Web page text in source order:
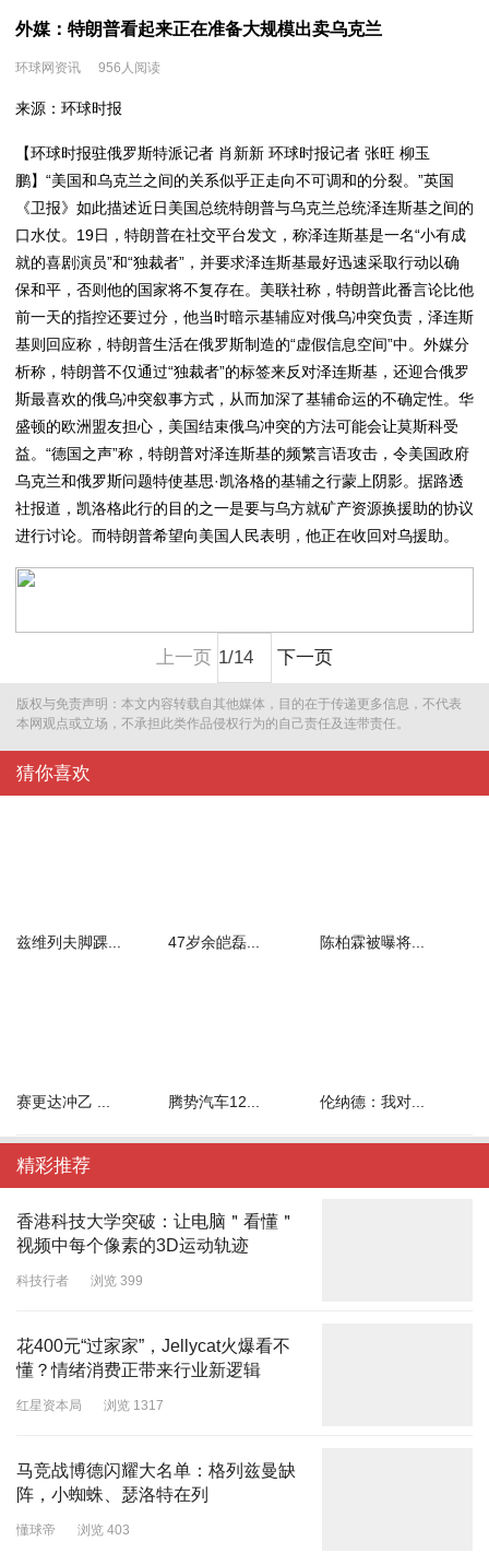
外媒：特朗普看起来正在准备大规模出卖乌克兰
环球网资讯 956人阅读
来源：环球时报
【环球时报驻俄罗斯特派记者 肖新新 环球时报记者 张旺 柳玉
鹏】“美国和乌克兰之间的关系似乎正走向不可调和的分裂。”英国
《卫报》如此描述近日美国总统特朗普与乌克兰总统泽连斯基之间的
口水仗。19日，特朗普在社交平台发文，称泽连斯基是一名“小有成
就的喜剧演员”和“独裁者”，并要求泽连斯基最好迅速采取行动以确
保和平，否则他的国家将不复存在。美联社称，特朗普此番言论比他
前一天的指控还要过分，他当时暗示基辅应对俄乌冲突负责，泽连斯
基则回应称，特朗普生活在俄罗斯制造的“虚假信息空间”中。外媒分
析称，特朗普不仅通过“独裁者”的标签来反对泽连斯基，还迎合俄罗
斯最喜欢的俄乌冲突叙事方式，从而加深了基辅命运的不确定性。 华
盛顿的欧洲盟友担心，美国结束俄乌冲突的方法可能会让莫斯科受
益。“德国之声”称，特朗普对泽连斯基的频繁言语攻击，令美国政府
乌克兰和俄罗斯问题特使基思·凯洛格的基辅之行蒙上阴影。据路透
社报道，凯洛格此行的目的之一是要与乌方就矿产资源换援助的协议
进行讨论。而特朗普希望向美国人民表明，他正在收回对乌援助。
上一页 下一页
版权与免责声明：本文内容转载自其他媒体，目的在于传递更多信息，不代表
本网观点或立场，不承担此类作品侵权行为的自己责任及连带责任。
猜你喜欢
兹维列夫脚踝... 47岁余皑磊... 陈柏霖被曝将...
赛更达冲乙 ... 腾势汽车12... 伦纳德：我对...
精彩推荐
香港科技大学突破：让电脑＂看懂＂
视频中每个像素的3D运动轨迹
科技行者 浏览 399
花400元“过家家”，Jellycat火爆看不
懂？情绪消费正带来行业新逻辑
红星资本局 浏览 1317
马竞战博德闪耀大名单：格列兹曼缺
阵，小蜘蛛、瑟洛特在列
懂球帝 浏览 403